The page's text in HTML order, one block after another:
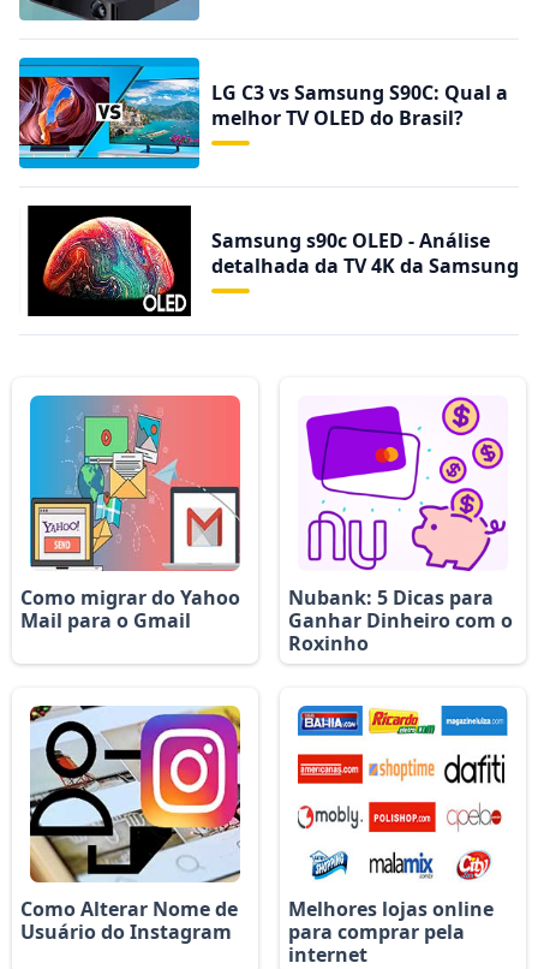
LG C3 vs Samsung S90C: Qual a
melhor TV OLED do Brasil?
Samsung s90c OLED - Análise
detalhada da TV 4K da Samsung
Como migrar do Yahoo
Mail para o Gmail
Nubank: 5 Dicas para
Ganhar Dinheiro com o
Roxinho
Como Alterar Nome de
Usuário do Instagram
Melhores lojas online
para comprar pela
internet